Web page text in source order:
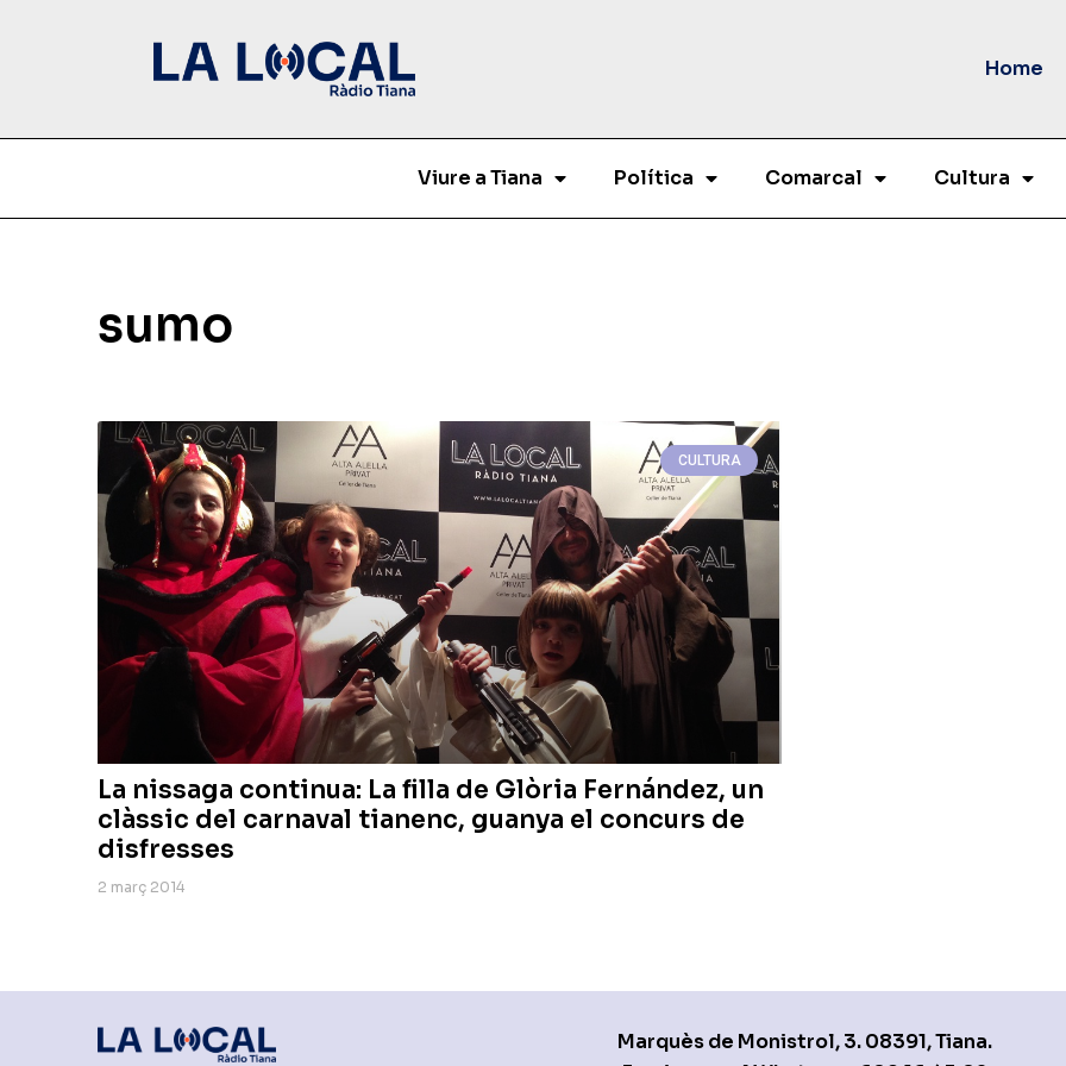
Home
Viure a Tiana Política Comarcal Cultura
sumo
CULTURA
La nissaga continua: La filla de Glòria Fernández, un
clàssic del carnaval tianenc, guanya el concurs de
disfresses
2 març 2014
Marquès de Monistrol, 3. 08391, Tiana.